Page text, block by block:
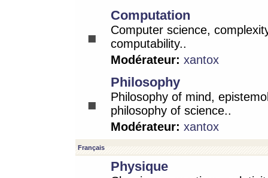
Computation
Computer science,
computability..
Modérateur: xantox
Philosophy
Philosophy of mind,
philosophy of science..
Modérateur: xantox
Français
Physique